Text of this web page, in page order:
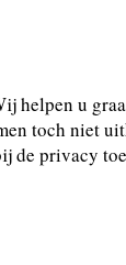
helpen u
toch niet
de privacy